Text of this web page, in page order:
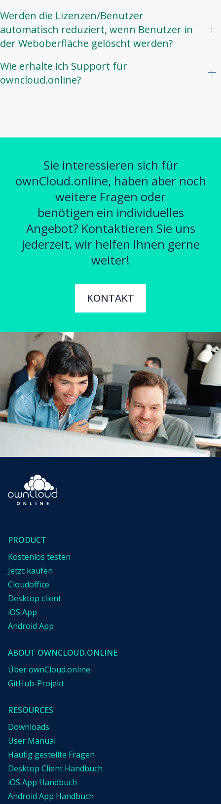
Werden die Lizenzen/Benutzer
automatisch reduziert, wenn Benutzer in
der Weboberfläche gelöscht werden?
Wie erhalte ich Support für
owncloud.online?
Sie interessieren sich für
ownCloud.online, haben aber noch
weitere Fragen oder
benötigen ein individuelles
Angebot? Kontaktieren Sie uns
jederzeit, wir helfen Ihnen gerne
weiter!
KONTAKT
PRODUCT
Kostenlos testen
Jetzt kaufen
Cloudoffice
Desktop client
iOS App
Android App
ABOUT OWNCLOUD.ONLINE
Über ownCloud.online
GitHub-Projekt
RESOURCES
Downloads
User Manual
Häufig gestellte Fragen
Desktop Client Handbuch
iOS App Handbuch
Android App Handbuch